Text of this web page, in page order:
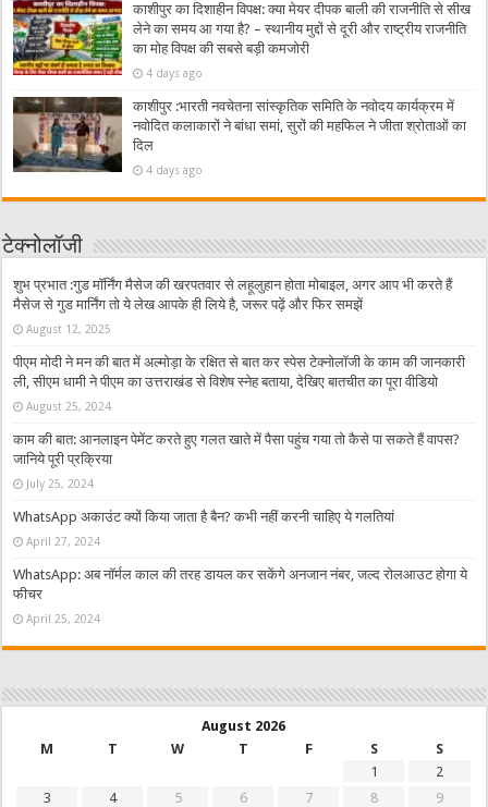
काशीपुर का दिशाहीन विपक्ष: क्या मेयर दीपक बाली की राजनीति से सीख
लेने का समय आ गया है? – स्थानीय मुद्दों से दूरी और राष्ट्रीय राजनीति
का मोह विपक्ष की सबसे बड़ी कमजोरी
4 days ago
काशीपुर :भारती नवचेतना सांस्कृतिक समिति के नवोदय कार्यक्रम में
नवोदित कलाकारों ने बांधा समां, सुरों की महफिल ने जीता श्रोताओं का
दिल
4 days ago
टेक्नोलॉजी
शुभ प्रभात :गुड मॉर्निंग मैसेज की खरपतवार से लहूलुहान होता मोबाइल, अगर आप भी करते हैं
मैसेज से गुड मार्निंग तो ये लेख आपके ही लिये है, जरूर पढ़ें और फिर समझें
August 12, 2025
पीएम मोदी ने मन की बात में अल्मोड़ा के रक्षित से बात कर स्पेस टेक्नोलॉजी के काम की जानकारी
ली, सीएम धामी ने पीएम का उत्तराखंड से विशेष स्नेह बताया, देखिए बातचीत का पूरा वीडियो
August 25, 2024
काम की बात: आनलाइन पेमेंट करते हुए गलत खाते में पैसा पहुंच गया तो कैसे पा सकते हैं वापस?
जानिये पूरी प्रक्रिया
July 25, 2024
WhatsApp अकाउंट क्यों किया जाता है बैन? कभी नहीं करनी चाहिए ये गलतियां
April 27, 2024
WhatsApp: अब नॉर्मल काल की तरह डायल कर सकेंगे अनजान नंबर, जल्द रोलआउट होगा ये
फीचर
April 25, 2024
August 2026
M
T W T F S
S
1
2
3
4 5 6 7 8 9